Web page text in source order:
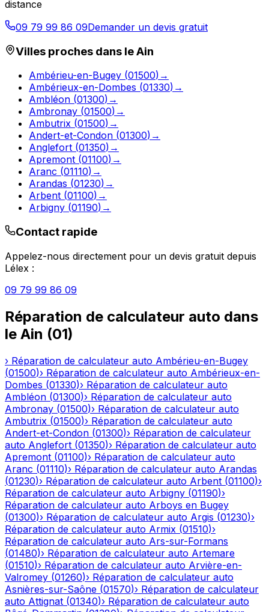
distance
09 79 99 86 09Demander un devis gratuit
Villes proches dans leAin
Ambérieu-en-Bugey (01500) →
Ambérieux-en-Dombes (01330) →
Ambléon (01300) →
Ambronay (01500) →
Ambutrix (01500) →
Andert-et-Condon (01300) →
Anglefort (01350) →
Apremont (01100) →
Aranc (01110) →
Arandas (01230) →
Arbent (01100) →
Arbigny (01190) →
Contact rapide
Appelez-nous directement pour un devis gratuit depuis
Lélex :
09 79 99 86 09
Réparation de calculateur auto dans
le Ain (01)
› Réparation de calculateur auto Ambérieu-en-Bugey
(01500)› Réparation de calculateur auto Ambérieux-en-
Dombes (01330)› Réparation de calculateur auto
Ambléon (01300)› Réparation de calculateur auto
Ambronay (01500)› Réparation de calculateur auto
Ambutrix (01500)› Réparation de calculateur auto
Andert-et-Condon (01300)› Réparation de calculateur
auto Anglefort (01350)› Réparation de calculateur auto
Apremont (01100)› Réparation de calculateur auto
Aranc (01110)› Réparation de calculateur auto Arandas
(01230)› Réparation de calculateur auto Arbent (01100)›
Réparation de calculateur auto Arbigny (01190)›
Réparation de calculateur auto Arboys en Bugey
(01300)› Réparation de calculateur auto Argis (01230)›
Réparation de calculateur auto Armix (01510)›
Réparation de calculateur auto Ars-sur-Formans
(01480)› Réparation de calculateur auto Artemare
(01510)› Réparation de calculateur auto Arvière-en-
Valromey (01260)› Réparation de calculateur auto
Asnières-sur-Saône (01570)› Réparation de calculateur
auto Attignat (01340)› Réparation de calculateur auto